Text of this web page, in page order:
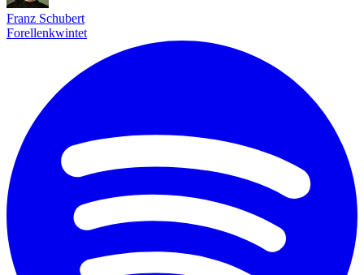
Franz Schubert
Forellenkwintet